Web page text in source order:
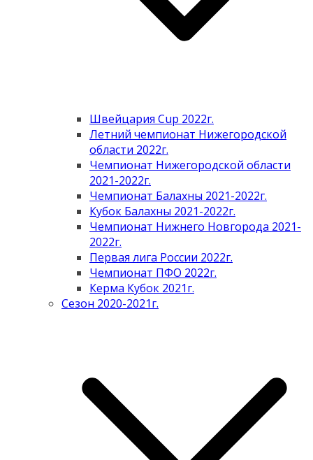
Швейцария Cup 2022г.
Летний чемпионат Нижегородской
области 2022г.
Чемпионат Нижегородской области
2021-2022г.
Чемпионат Балахны 2021-2022г.
Кубок Балахны 2021-2022г.
Чемпионат Нижнего Новгорода 2021-
2022г.
Первая лига России 2022г.
Чемпионат ПФО 2022г.
Керма Кубок 2021г.
Сезон 2020-2021г.